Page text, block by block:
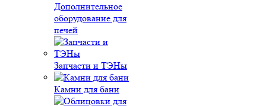
Дополнительное
оборудование для
печей
Запчасти и ТЭНы
Камни для бани